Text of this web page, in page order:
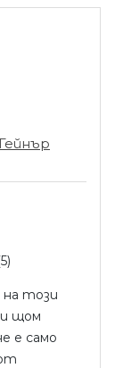
този
щом
е само